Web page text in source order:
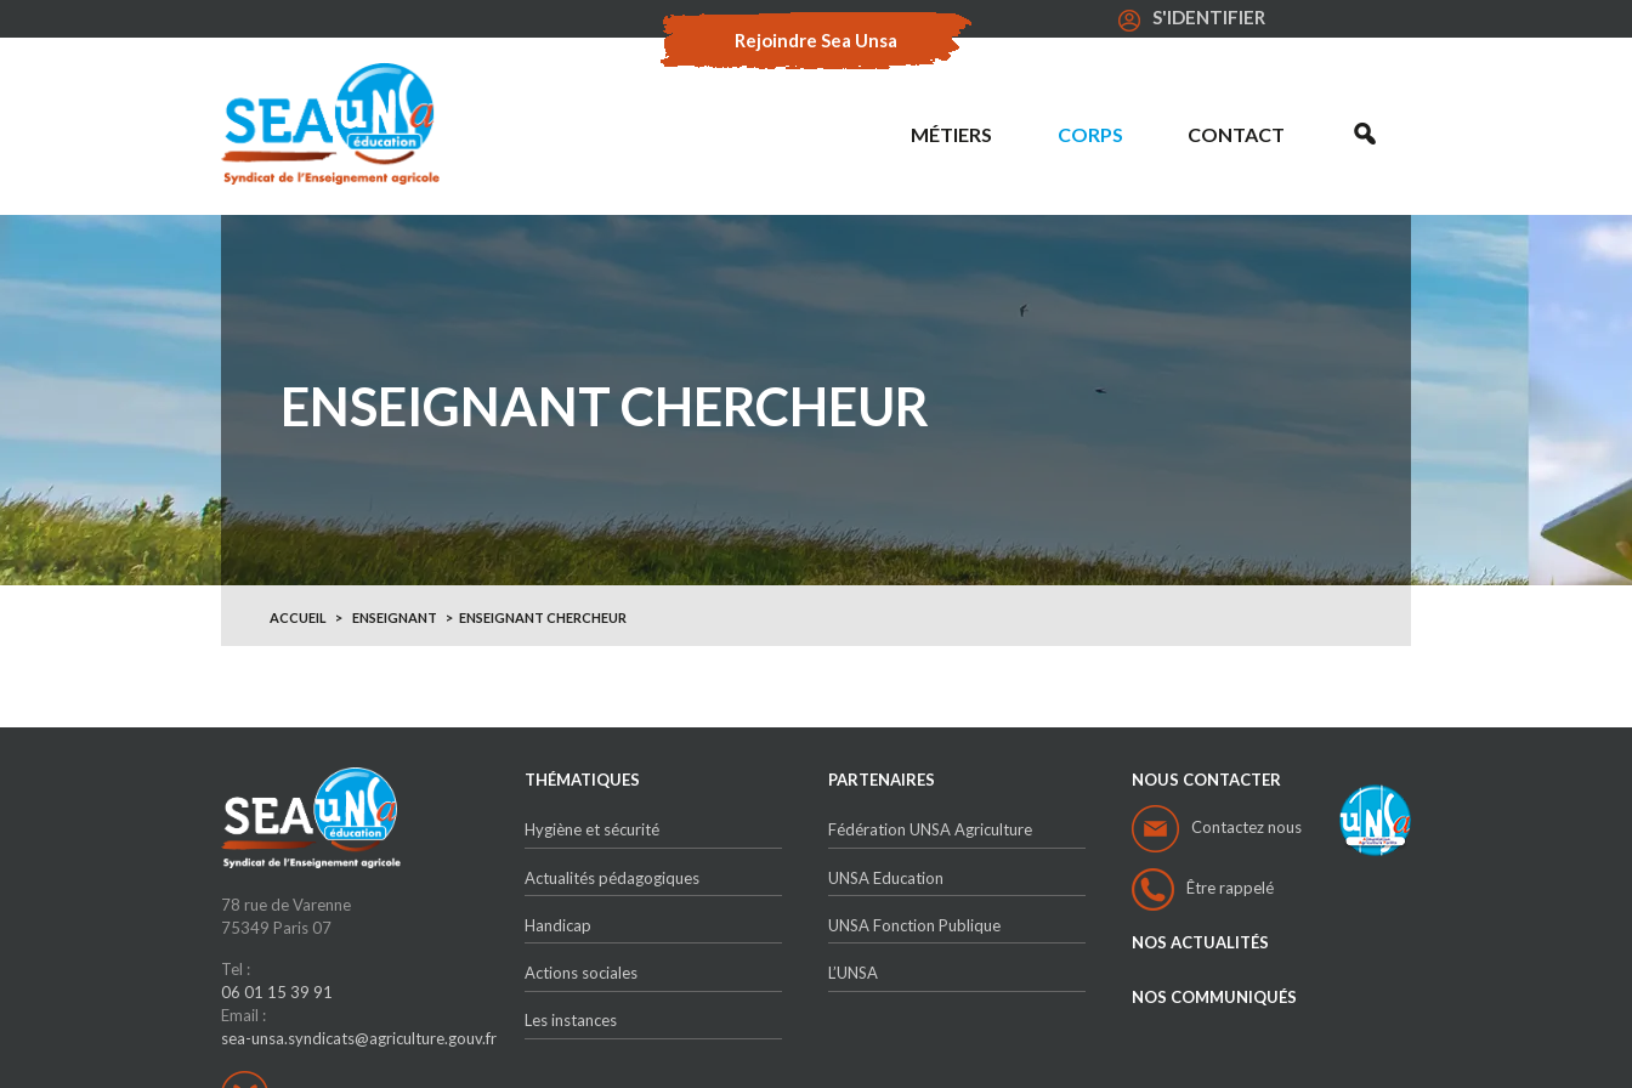
Rejoindre Sea Unsa
S'IDENTIFIER
MÉTIERS CORPS CONTACT
ENSEIGNANT CHERCHEUR
ACCUEIL ENSEIGNANT ENSEIGNANT CHERCHEUR
78 rue de Varenne
75349 Paris 07
Tel :
06 01 15 39 91
Email :
sea-unsa.syndicats@agriculture.gouv.fr
THÉMATIQUES
Hygiène et sécurité
Actualités pédagogiques
Handicap
Actions sociales
Les instances
PARTENAIRES
Fédération UNSA Agriculture
UNSA Education
UNSA Fonction Publique
L’UNSA
NOUS CONTACTER
Contactez nous
Être rappelé
NOS ACTUALITÉS
NOS COMMUNIQUÉS